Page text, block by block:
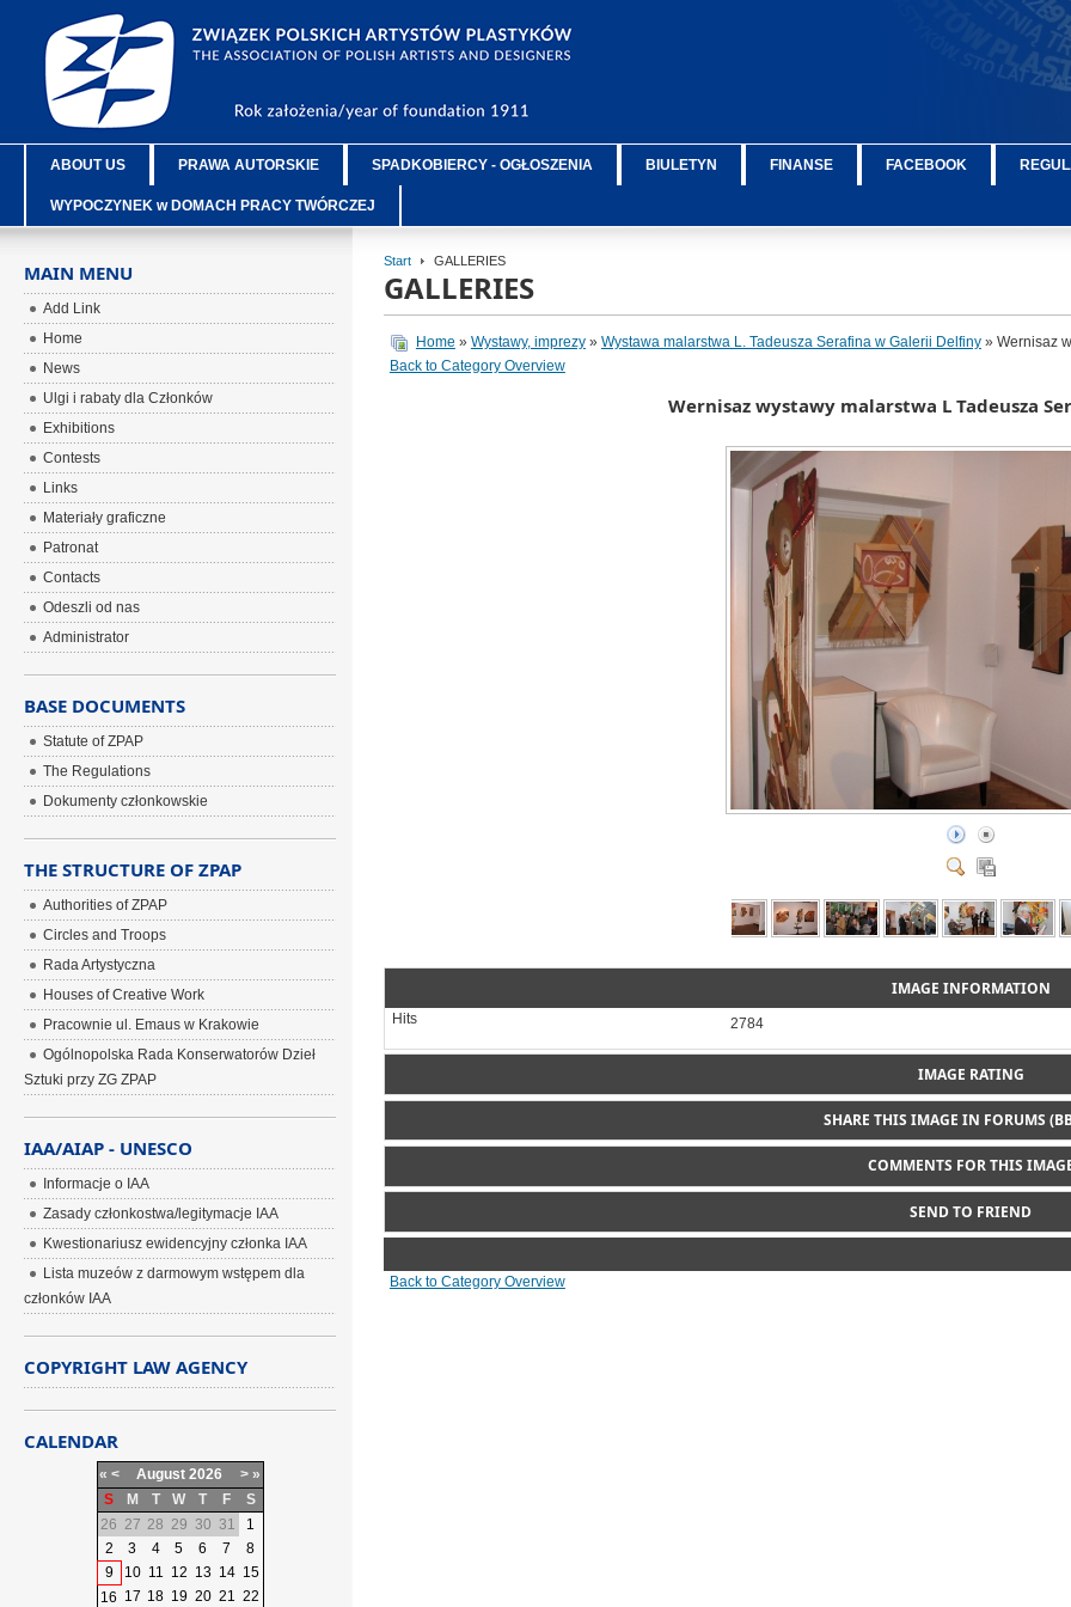
ABOUT US PRAWA AUTORSKIE SPADKOBIERCY - OGŁOSZENIA BIULETYN FINANSE FACEBOOK
WYPOCZYNEK w DOMACH PRACY TWÓRCZEJ
Start GALLERIES
GALLERIES
Home » Wystawy, imprezy» Wystawa malarstwa L. Tadeusza Serafina w Galerii Delfiny» Wernisaz
Back to Category Overview
Wernisaz wystawy malarstwa L Tadeusza
IMAGE INFORMATION
Hits 2784
IMAGE RATING
Please login first...
SHARE THIS IMAGE IN FORUMS
Include image:
Link image:
COMMENTS FOR THIS
Comments are not shown to unregistered
SEND TO FRIEND
Please login first...
Back to Category Overview
MAIN MENU
Add Link
Home
News
Ulgi i rabaty dla Członków
Exhibitions
Contests
Links
Materiały graficzne
Patronat
Contacts
Odeszli od nas
Administrator
BASE DOCUMENTS
Statute of ZPAP
The Regulations
Dokumenty członkowskie
THE STRUCTURE OF ZPAP
Authorities of ZPAP
Circles and Troops
Rada Artystyczna
Houses of Creative Work
Pracownie ul. Emaus w Krakowie
Ogólnopolska Rada Konserwatorów Dzieł
Sztuki przy ZG ZPAP
IAA/AIAP - UNESCO
Informacje o IAA
Zasady członkostwa/legitymacje IAA
Kwestionariusz ewidencyjny członka IAA
Lista muzeów z darmowym wstępem dla
członków IAA
COPYRIGHT LAW AGENCY
CALENDAR
« < August 2026 > »
S
M T W T F
S
26 27 28 29 30 31
1
2
3 4 5 6 7
8
9
10 11 12 13 14 15
16 17 18 19 20 21 22